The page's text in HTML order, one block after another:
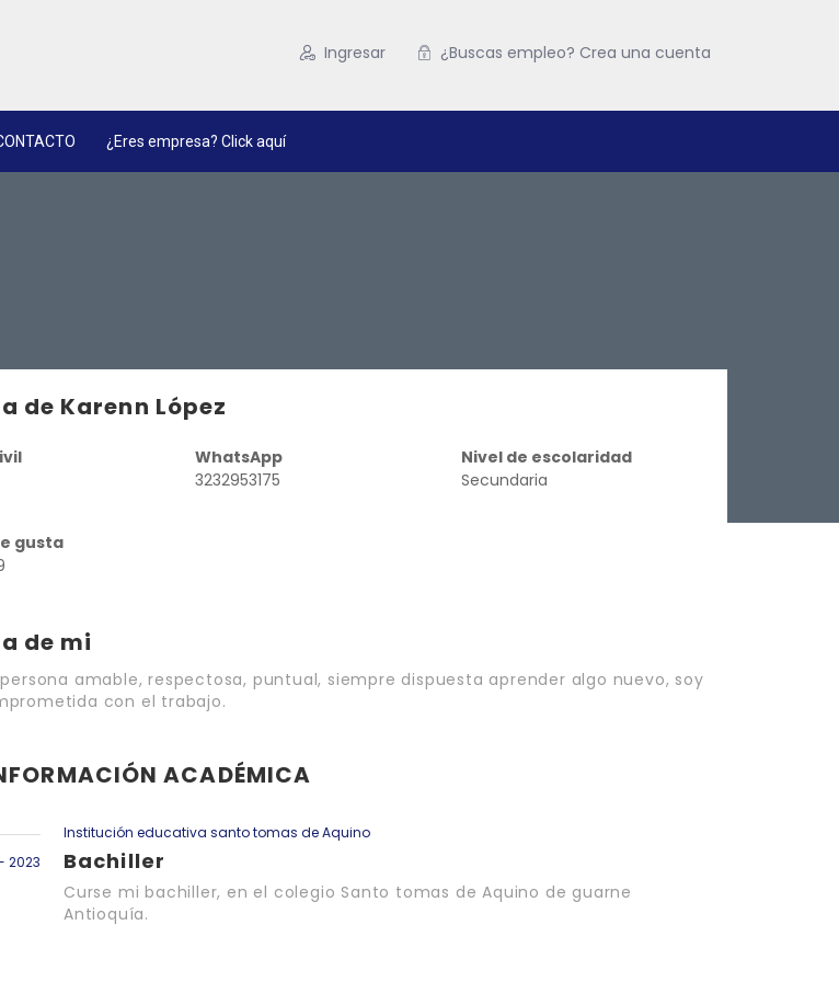
Ingresar ¿Buscas empleo? Crea una cuenta
¿Eres empresa? Click aquí
de Karenn López
WhatsApp
3232953175
Nivel de escolaridad
Secundaria
gusta
de mi
amable, respectosa, puntual, siempre dispuesta aprender algo nuevo, soy
con el trabajo.
ACADÉMICA
2023
Institución educativa santo tomas de Aquino
Bachiller
Curse mi bachiller, en el colegio Santo tomas de Aquino de guarne
Antioquía.